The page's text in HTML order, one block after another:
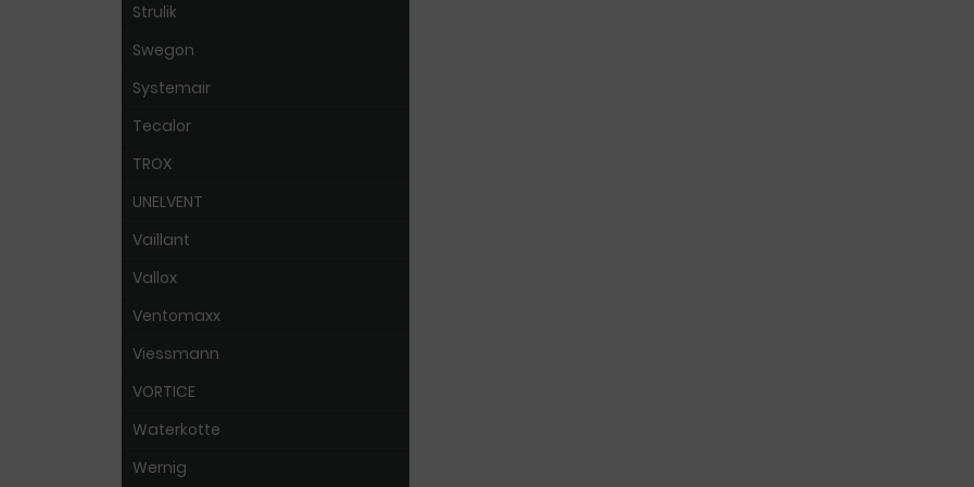
Strulik
Swegon
Systemair
Tecalor
TROX
UNELVENT
Vaillant
Vallox
Ventomaxx
Viessmann
VORTICE
Waterkotte
Wernig